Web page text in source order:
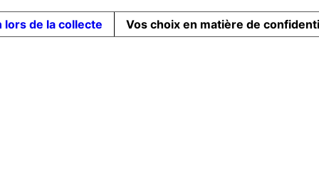
lors de la collecte Vos choix en matière de